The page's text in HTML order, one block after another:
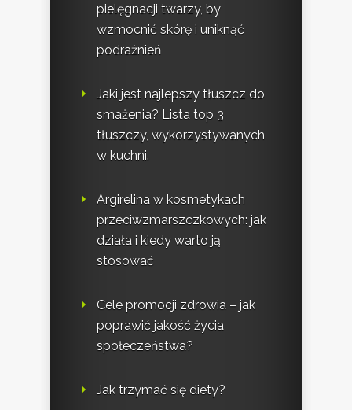
pielęgnacji twarzy, by
wzmocnić skórę i uniknąć
podrażnień
Jaki jest najlepszy tłuszcz do
smażenia? Lista top 3
tłuszczy, wykorzystywanych
w kuchni.
Argirelina w kosmetykach
przeciwzmarszczkowych: jak
działa i kiedy warto ją
stosować
Cele promocji zdrowia – jak
poprawić jakość życia
społeczeństwa?
Jak trzymać się diety?